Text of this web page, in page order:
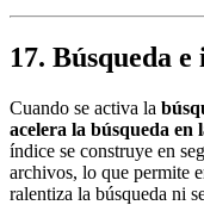
17. Búsqueda
Cuando se activa la
acelera la búsqueda en
índice se construye en
archivos, lo que permite
ralentiza la búsqueda ni